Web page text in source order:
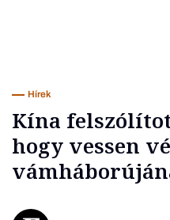
Hírek
Kína
hogy vessen